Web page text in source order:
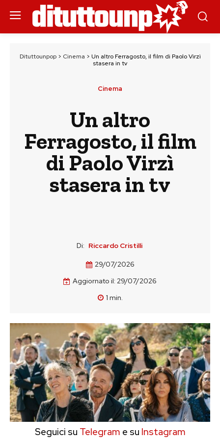
Dituttounpop> Cinema > Un altro Ferragosto, il film di Paolo Virzì
stasera in tv
Cinema
Un altro
Ferragosto, il film
di Paolo Virzì
stasera in tv
Di: Riccardo Cristilli
29/07/2026
Aggiornato il: 29/07/2026
1 min.
Seguici su Telegram e su Instagram